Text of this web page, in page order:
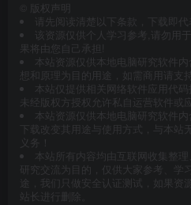
版权声明
请先阅读清楚以下条款，下载即代
该资源仅供个人学习参考,请勿用
果将由您自己承担!
本站资源仅供本地电脑研究软件
想和原理为目的用途，如需商用请支
本站仅提供相关网络软件应用代
未经版权方授权允许私自运营软件或
本站资源仅供本地电脑研究软件
下载改变其用途与使用方式，与本站
义务！
本站所有内容均由互联网收集整
研究交流为目的，仅供大家参考、学
途，我们只做安全认证测试，如果资
站长进行删除。